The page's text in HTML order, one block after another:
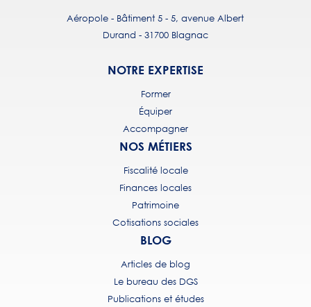
Aéropole - Bâtiment 5 - 5, avenue Albert
Durand - 31700 Blagnac
NOTRE EXPERTISE
Former
Équiper
Accompagner
NOS MÉTIERS
Fiscalité locale
Finances locales
Patrimoine
Cotisations sociales
BLOG
Articles de blog
Le bureau des DGS
Publications et études